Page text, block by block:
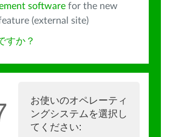
software for the new
(external site)
すか？
お使いのオペレーティ
ングシステムを選択し
てください: